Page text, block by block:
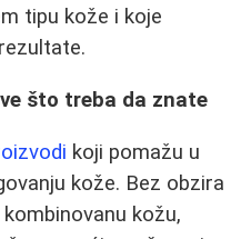
tipu kože i koje
što treba da znate
koji pomažu u
kože. Bez obzira
kožu,